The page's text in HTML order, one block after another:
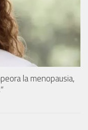
la menopausia,